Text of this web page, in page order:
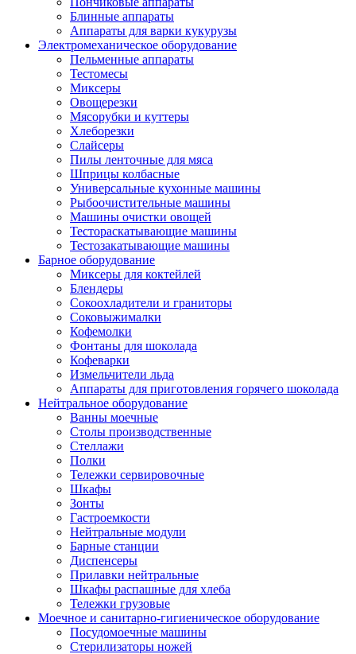
Блинные аппараты
Аппараты для варки кукурузы
Электромеханическое оборудование
Пельменные аппараты
Тестомесы
Миксеры
Овощерезки
Мясорубки и куттеры
Хлеборезки
Слайсеры
Пилы ленточные для мяса
Шприцы колбасные
Универсальные кухонные машины
Рыбоочистительные машины
Машины очистки овощей
Тестораскатывающие машины
Тестозакатывающие машины
Барное оборудование
Миксеры для коктейлей
Блендеры
Сокоохладители и граниторы
Соковыжималки
Кофемолки
Фонтаны для шоколада
Кофеварки
Измельчители льда
Аппараты для приготовления горячего шоколада
Нейтральное оборудование
Ванны моечные
Столы производственные
Стеллажи
Полки
Тележки сервировочные
Шкафы
Зонты
Гастроемкости
Нейтральные модули
Барные станции
Диспенсеры
Прилавки нейтральные
Шкафы распашные для хлеба
Тележки грузовые
Моечное и санитарно-гигиеническое оборудование
Посудомоечные машины
Стерилизаторы ножей